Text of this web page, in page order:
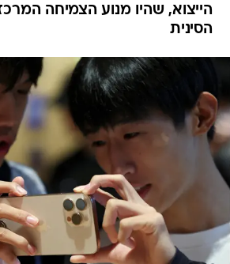
הייצוא, שהיו מנוע הצמיחה
הסינית